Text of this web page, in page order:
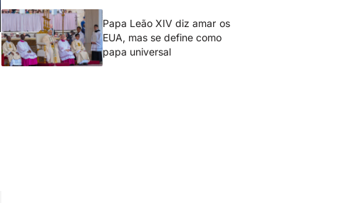
Papa Leão XIV diz amar os
EUA, mas se define como
papa universal